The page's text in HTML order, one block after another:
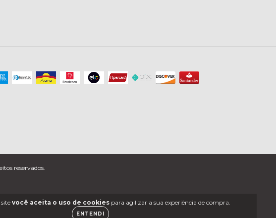
você aceita o uso de cookiespara agilizar a sua experiência de compra.
ENTENDI
reservados.